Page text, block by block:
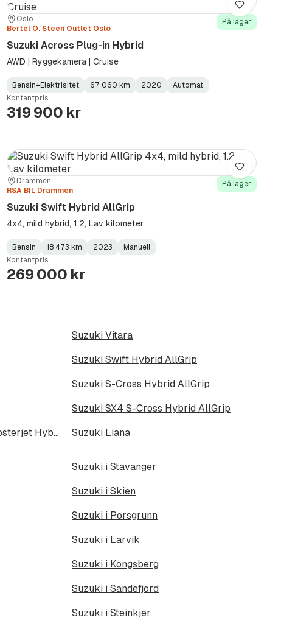
Sted:
Oslo
Forhandler:
Bertel O. Steen Outlet Oslo
På lager
Suzuki Across Plug-in Hybrid
AWD | Ryggekamera | Cruise
Fuel
Type:
Bensin+Elektrisitet
Kilometerstand: 67 060 km
Model
Year:
2020
Gearbox
Type:
Automat
Kontantpris
319 900 kr
Lagre
Sted:
Drammen
Forhandler:
RSA BIL Drammen
På lager
Suzuki Swift Hybrid AllGrip
4x4, mild hybrid, 1.2, Lav kilometer
Fuel
Type:
Bensin
Kilometerstand:
18 473 km
Model
Year:
2023
Gearbox
Type:
Manuell
Kontantpris
269 000 kr
Lagre
Suzuki Vitara
Suzuki Swift Hybrid AllGrip
Suzuki S-Cross Hybrid AllGrip
Suzuki SX4 S-Cross Hybrid AllGrip
Suzuki SX4 S-Cross 1.4 Boosterjet Hybrid ALLGrip Suzuki Liana
Suzuki i Stavanger
Suzuki i Skien
Suzuki i Porsgrunn
Suzuki i Larvik
Suzuki i Kongsberg
Suzuki i Sandefjord
Suzuki i Steinkjer